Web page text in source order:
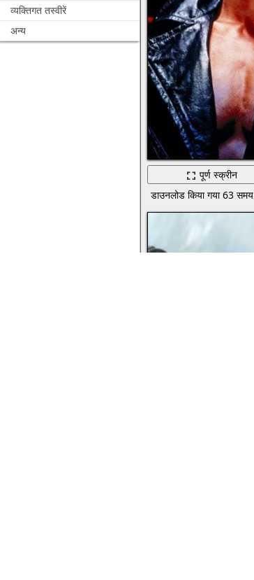
व्यक्तिगत तस्वीरें
अन्य
पूर्ण स्क्रीन
डाउनलोड किया गया 63 समय